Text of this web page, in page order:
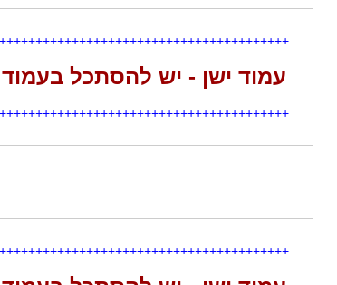
עמוד ישן - יש להסתכל בעמוד